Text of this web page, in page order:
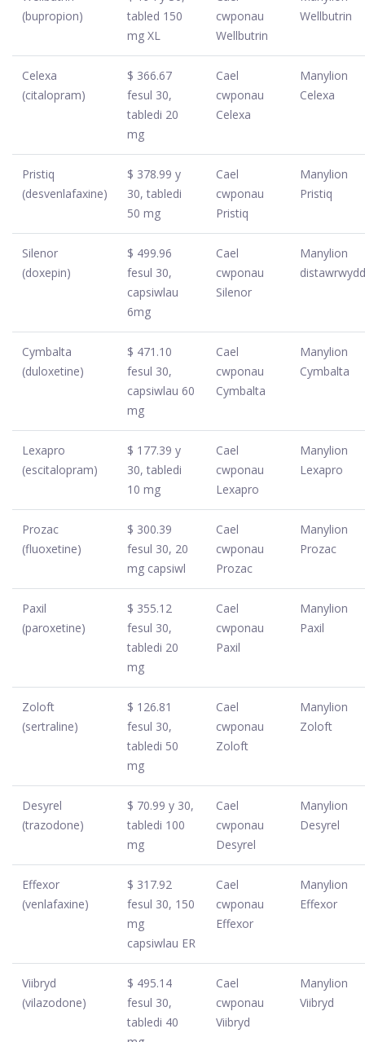
(bupropion)
tabled 150
mg XL
cwponau
Wellbutrin
Wellbutrin
Celexa
(citalopram)
$ 366.67
fesul 30,
tabledi 20
mg
Cael
cwponau
Celexa
Manylion
Celexa
Pristiq
(desvenlafaxine)
$ 378.99 y
30, tabledi
50 mg
Cael
cwponau
Pristiq
Manylion
Pristiq
Silenor
(doxepin)
$ 499.96
fesul 30,
capsiwlau
6mg
Cael
cwponau
Silenor
Manylion
distawrwydd
Cymbalta
(duloxetine)
$ 471.10
fesul 30,
capsiwlau 60
mg
Cael
cwponau
Cymbalta
Manylion
Cymbalta
Lexapro
(escitalopram)
$ 177.39 y
30, tabledi
10 mg
Cael
cwponau
Lexapro
Manylion
Lexapro
Prozac
(fluoxetine)
$ 300.39
fesul 30, 20
mg capsiwl
Cael
cwponau
Prozac
Manylion
Prozac
Paxil
(paroxetine)
$ 355.12
fesul 30,
tabledi 20
mg
Cael
cwponau
Paxil
Manylion
Paxil
Zoloft
(sertraline)
$ 126.81
fesul 30,
tabledi 50
mg
Cael
cwponau
Zoloft
Manylion
Zoloft
Desyrel
(trazodone)
$ 70.99 y 30,
tabledi 100
mg
Cael
cwponau
Desyrel
Manylion
Desyrel
Effexor
(venlafaxine)
$ 317.92
fesul 30, 150
mg
capsiwlau ER
Cael
cwponau
Effexor
Manylion
Effexor
Viibryd
(vilazodone)
$ 495.14
fesul 30,
tabledi 40
Cael
cwponau
Viibryd
Manylion
Viibryd